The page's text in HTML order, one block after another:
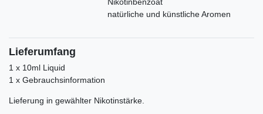
Nikotinbenzoat
natürliche und künstliche Aromen
Lieferumfang
1 x 10ml Liquid
1 x Gebrauchsinformation
Lieferung in gewählter Nikotinstärke.